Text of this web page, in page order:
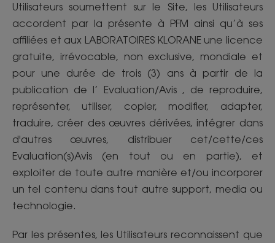
Utilisateurs soumettent sur le Site, les Utilisateurs
accordent par la présente à PFM ainsi qu’à ses
affiliées et aux LABORATOIRES KLORANE une licence
gratuite, irrévocable, non exclusive, mondiale et
pour une durée de trois (3) ans à partir de la
publication de l’ Evaluation/Avis , de reproduire,
représenter, utiliser, copier, modifier, adapter,
traduire, créer des œuvres dérivées, intégrer dans
d'autres œuvres, distribuer cet/cette/ces
Evaluation(s)Avis (en tout ou en partie), et
exploiter de toute autre manière et/ou incorporer
un tel contenu dans tout autre support, media ou
technologie.
Par les présentes, les Utilisateurs reconnaissent que